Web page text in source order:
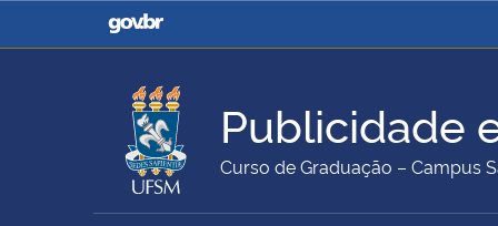
Casa Civil
Ministério da Justiça e
Ministério da Agricultura,
Pecuária e Abastecimento
Ministério da Educação
Publicidade
Curso de Graduação – Campus